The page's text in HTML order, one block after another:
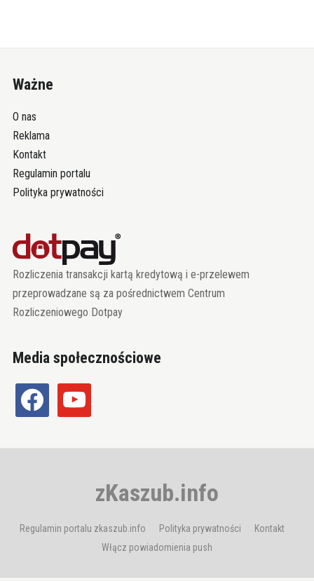
Ważne
O nas
Reklama
Kontakt
Regulamin portalu
Polityka prywatności
Rozliczenia transakcji kartą kredytową i e-przelewem
przeprowadzane są za pośrednictwem Centrum
Rozliczeniowego Dotpay
Media społecznościowe
facebook youtube
zKaszub.info
Regulamin portalu zkaszub.info Polityka prywatności
Kontakt
Włącz powiadomienia push